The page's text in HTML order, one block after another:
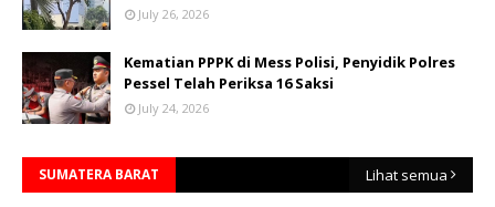
July 26, 2026
Kematian PPPK di Mess Polisi, Penyidik Polres
Pessel Telah Periksa 16 Saksi
July 24, 2026
SUMATERA BARAT Lihat semua